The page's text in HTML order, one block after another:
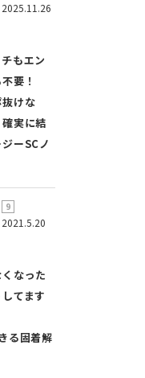
2025.11.26
もエン
要！
けな
実に結
ーSCノ
2021.5.20
なった
てます
る固着解